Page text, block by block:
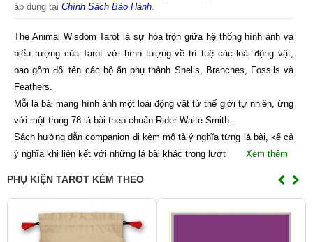
áp dụng tại Chính Sách Bảo Hành
The Animal Wisdom Tarot là sự hòa trộn giữa hệ thống hình ảnh và
biểu tượng của Tarot với hình tượng về trí tuệ các loài động vật,
bao gồm đổi tên các bộ ẩn phụ thành Shells, Branches, Fossils và
Feathers.
Mỗi lá bài mang hình ảnh một loài động vật từ thế giới tự nhiên, ứng
với một trong 78 lá bài theo chuẩn Rider Waite Smith.
Sách hướng dẫn companion đi kèm mô tả ý nghĩa từng lá bài, kể cả
ý nghĩa khi liên kết với những lá bài khác trong lượt
Xem thêm
PHỤ KIỆN TAROT KÈM THEO